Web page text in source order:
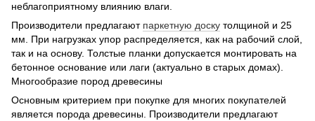
неблагоприятному влиянию влаги.
Производители предлагают паркетную доску толщиной и 25
мм. При нагрузках упор распределяется, как на рабочий слой,
так и на основу. Толстые планки допускается монтировать на
бетонное основание или лаги (актуально в старых домах).
Многообразие пород древесины
Основным критерием при покупке для многих покупателей
является порода древесины. Производители предлагают